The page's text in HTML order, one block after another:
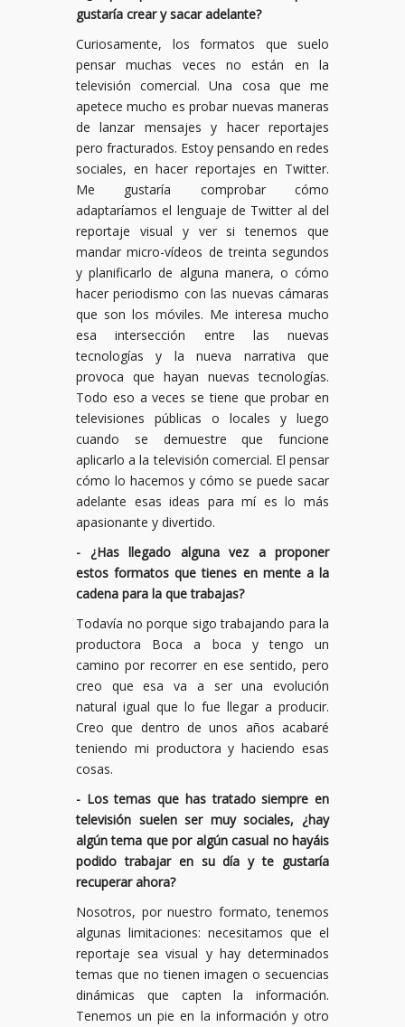
gustaría crear y sacar adelante?
Curiosamente, los formatos que suelo
pensar muchas veces no están en la
televisión comercial. Una cosa que me
apetece mucho es probar nuevas maneras
de lanzar mensajes y hacer reportajes
pero fracturados. Estoy pensando en redes
sociales, en hacer reportajes en Twitter.
Me gustaría comprobar cómo
adaptaríamos el lenguaje de Twitter al del
reportaje visual y ver si tenemos que
mandar micro-vídeos de treinta segundos
y planificarlo de alguna manera, o cómo
hacer periodismo con las nuevas cámaras
que son los móviles. Me interesa mucho
esa intersección entre las nuevas
tecnologías y la nueva narrativa que
provoca que hayan nuevas tecnologías.
Todo eso a veces se tiene que probar en
televisiones públicas o locales y luego
cuando se demuestre que funcione
aplicarlo a la televisión comercial. El pensar
cómo lo hacemos y cómo se puede sacar
adelante esas ideas para mí es lo más
apasionante y divertido.
- ¿Has llegado alguna vez a proponer
estos formatos que tienes en mente a la
cadena para la que trabajas?
Todavía no porque sigo trabajando para la
productora Boca a boca y tengo un
camino por recorrer en ese sentido, pero
creo que esa va a ser una evolución
natural igual que lo fue llegar a producir.
Creo que dentro de unos años acabaré
teniendo mi productora y haciendo esas
cosas.
- Los temas que has tratado siempre en
televisión suelen ser muy sociales, ¿hay
algún tema que por algún casual no hayáis
podido trabajar en su día y te gustaría
recuperar ahora?
Nosotros, por nuestro formato, tenemos
algunas limitaciones: necesitamos que el
reportaje sea visual y hay determinados
temas que no tienen imagen o secuencias
dinámicas que capten la información.
Tenemos un pie en la información y otro